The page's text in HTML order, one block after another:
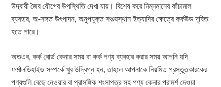
উদ্বায়ী জৈব যৌগের উপস্থিতি দেখা যায়। বিশেষ করে নিম্নমানের কাঁচামাল
ব্যবহার, অ-সঙ্গত উৎপাদন, অনুপযুক্ত সঞ্চয়স্থান ইত্যাদির ক্ষেত্রে কর্কউড দূষিত
হতে পারে।
অতএব, কর্ক বোর্ড কেনার সময় বা কর্ক পণ্য ব্যবহার করার সময় আপনি যদি
ফর্মালডিহাইড সম্পর্কে খুব উদ্বিগ্ন হন, তাহলে আপনাকে নিয়মিত প্রস্তুতকারকের
পণ্যগুলি বেছে নেওয়ার বা প্রাসঙ্গিক শংসাপত্র সহ পণ্য কেনার পরামর্শ দেওয়া